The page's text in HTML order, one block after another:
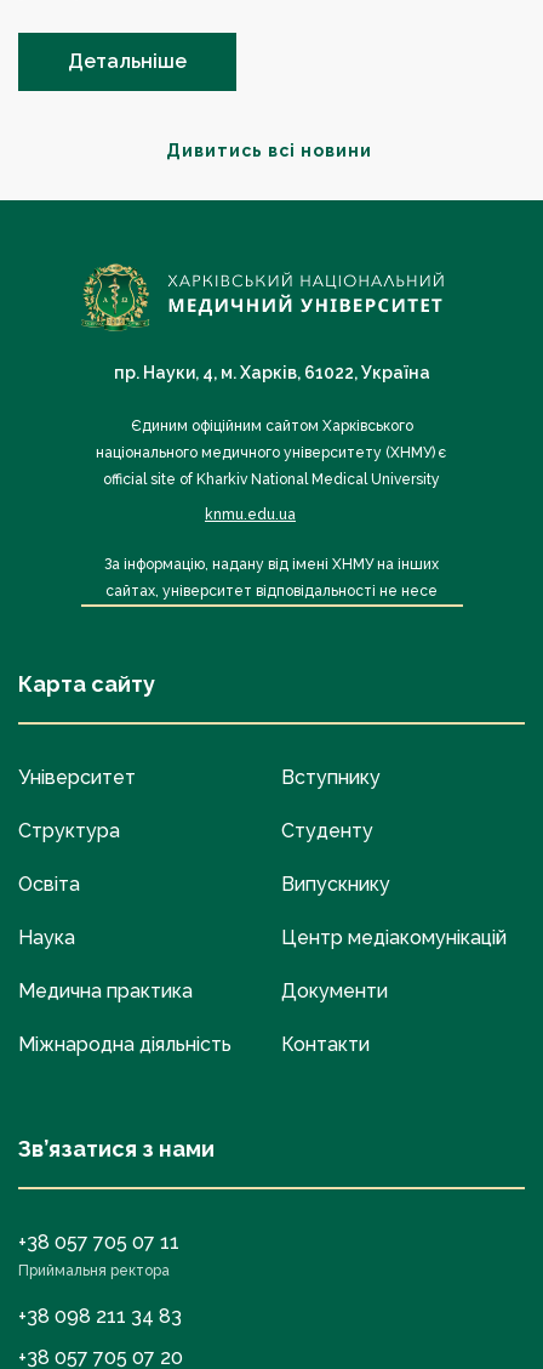
Дивитись всі новини
Детальніше
пр. Науки, 4, м. Харків, 61022, Україна
Єдиним офіційним сайтом Харківського
національного медичного університету (ХНМУ) є
official site of Kharkiv National Medical University
knmu.edu.ua
За інформацію, надану від імені ХНМУ на інших
сайтах, університет відповідальності не несе
Карта сайту
Університет
Структура
Освіта
Наука
Медична практика
Міжнародна діяльність
Вступнику
Студенту
Випускнику
Центр медіакомунікацій
Документи
Контакти
Зв’язатися з нами
+38 057 705 07 11
Приймальня ректора
+38 098 211 34 83
+38 057 705 07 20